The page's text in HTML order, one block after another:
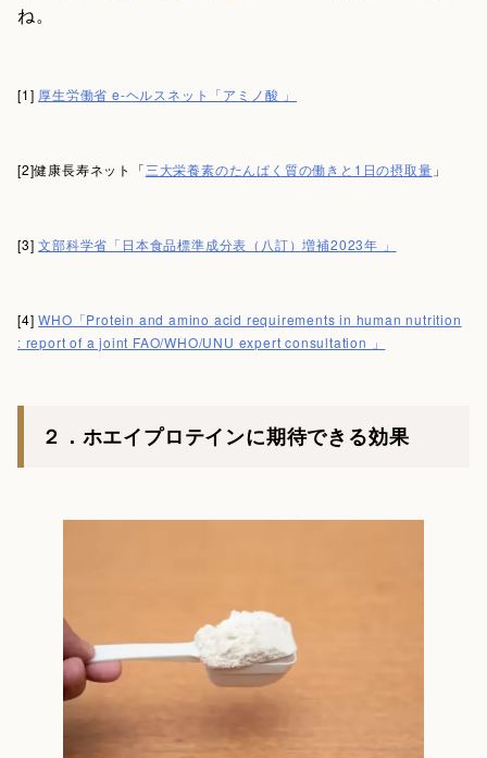
ね。
[1] 厚生労働省 e-ヘルスネット「アミノ酸 」
[2]健康長寿ネット「三大栄養素のたんぱく質の働きと1日の摂取量 」
[3]文部科学省「日本食品標準成分表（八訂）増補2023年 」
[4]WHO「Protein and amino acid requirements in human nutrition
: report of a joint FAO/WHO/UNU expert consultation 」
２．ホエイプロテインに期待できる効果